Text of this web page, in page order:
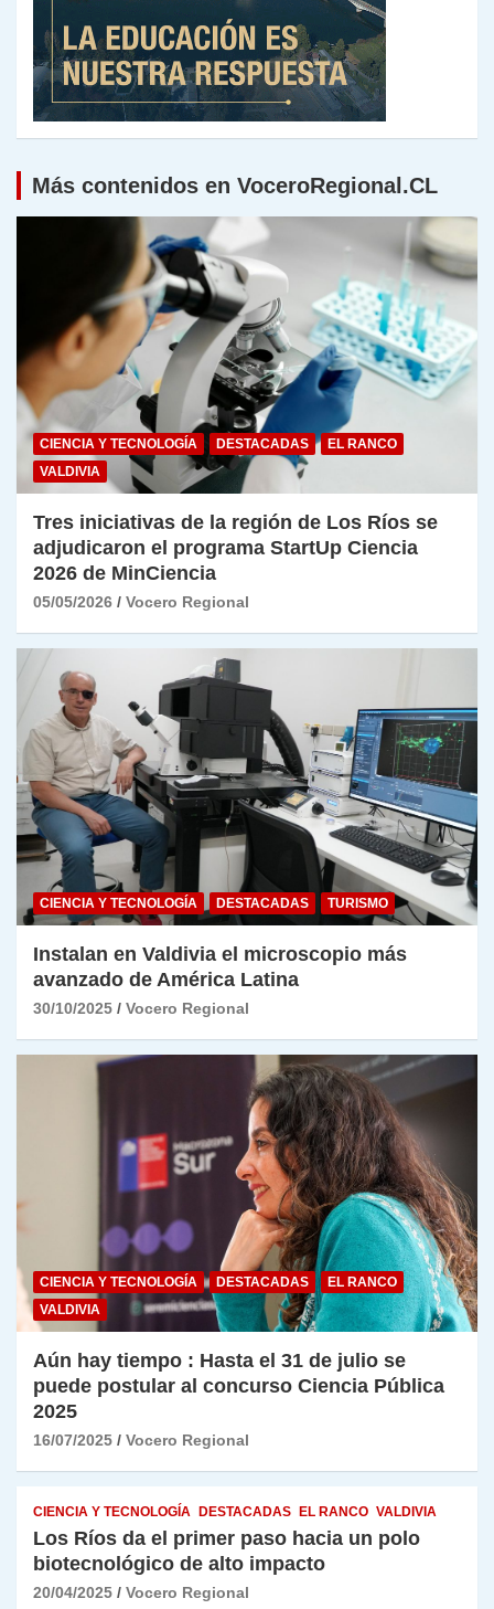
Más contenidos en VoceroRegional.CL
CIENCIA Y TECNOLOGÍA DESTACADAS
EL RANCO
VALDIVIA
Tres iniciativas de la región de Los Ríos se
adjudicaron el programa StartUp Ciencia
2026 de MinCiencia
05/05/2026 Vocero Regional
CIENCIA Y TECNOLOGÍA DESTACADAS TURISMO
Instalan en Valdivia el microscopio más
avanzado de América Latina
30/10/2025 Vocero Regional
CIENCIA Y TECNOLOGÍA DESTACADAS
EL RANCO
VALDIVIA
Aún hay tiempo : Hasta el 31 de julio se
puede postular al concurso Ciencia Pública
2025
16/07/2025 Vocero Regional
CIENCIA Y TECNOLOGÍA DESTACADAS EL RANCO VALDIVIA
Los Ríos da el primer paso hacia un polo
biotecnológico de alto impacto
20/04/2025 Vocero Regional